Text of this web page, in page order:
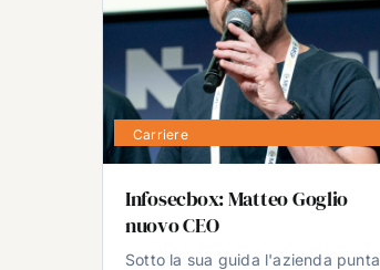
Carriere
Infosecbox: Matteo Goglio
nuovo CEO
Sotto la sua guida l'azienda punta